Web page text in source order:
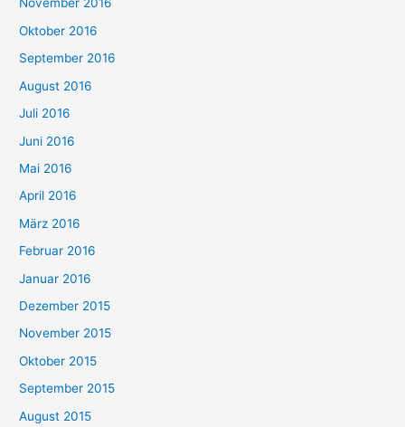
November 2016
Oktober 2016
September 2016
August 2016
Juli 2016
Juni 2016
Mai 2016
April 2016
März 2016
Februar 2016
Januar 2016
Dezember 2015
November 2015
Oktober 2015
September 2015
August 2015